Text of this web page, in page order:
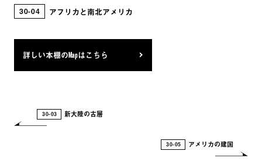
拡がりゆく視圏 征服の修辞学 : ヨーロッパとカリブ
告 ラテンアメリカ史 : 植民地時代の実像 大航海の
時代 : スペインと新大陸 コロンブス : 聖者か、破壊
者か インディヘニスモ : ラテンアメリカ先住民擁護
30 04 アフリカと南北アメリカ
詳しい本棚のMapはこちら
30-03 新大陸の古層
30-05 アメリカの建国